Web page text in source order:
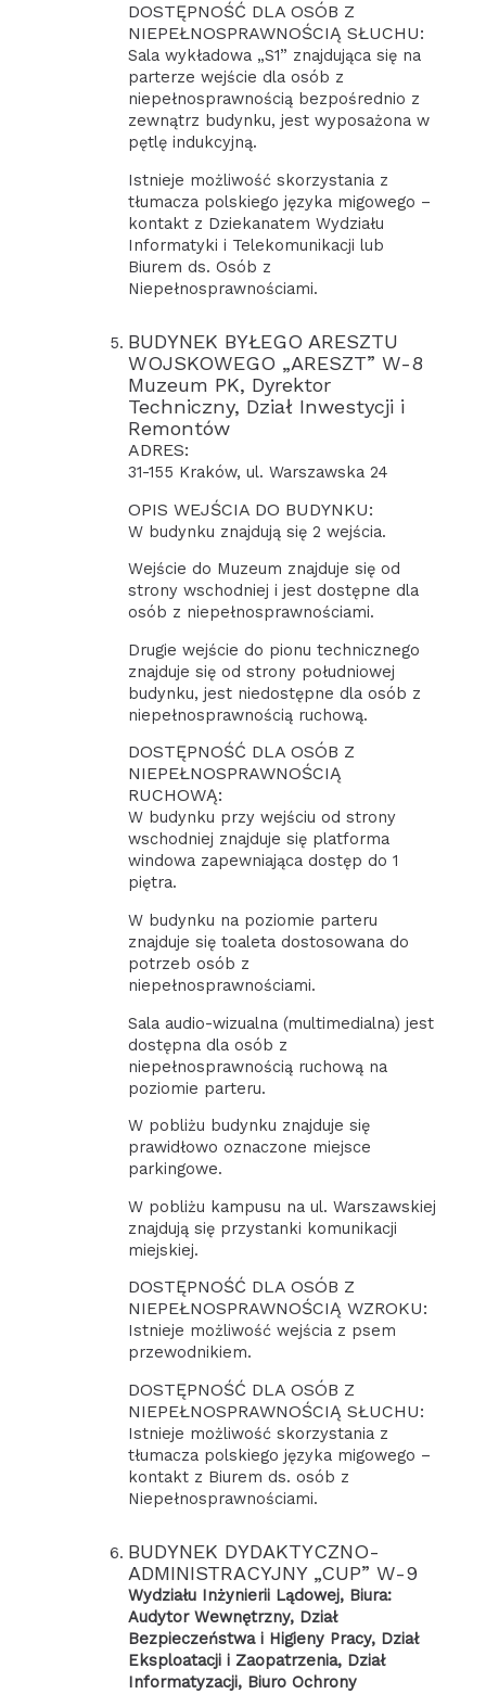
DOSTĘPNOŚĆ DLA OSÓB Z
NIEPEŁNOSPRAWNOŚCIĄ SŁUCHU:
Sala wykładowa „S1” znajdująca się na
parterze wejście dla osób z
niepełnosprawnością bezpośrednio z
zewnątrz budynku, jest wyposażona w
pętlę indukcyjną.
Istnieje możliwość skorzystania z
tłumacza polskiego języka migowego –
kontakt z Dziekanatem Wydziału
Informatyki i Telekomunikacji lub
Biurem ds. Osób z
Niepełnosprawnościami.
BUDYNEK BYŁEGO ARESZTU
WOJSKOWEGO „ARESZT” W-8
Muzeum PK, Dyrektor
Techniczny, Dział Inwestycji i
Remontów
ADRES:
31-155 Kraków, ul. Warszawska 24
OPIS WEJŚCIA DO BUDYNKU:
W budynku znajdują się 2 wejścia.
Wejście do Muzeum znajduje się od
strony wschodniej i jest dostępne dla
osób z niepełnosprawnościami.
Drugie wejście do pionu technicznego
znajduje się od strony południowej
budynku, jest niedostępne dla osób z
niepełnosprawnością ruchową.
DOSTĘPNOŚĆ DLA OSÓB Z
NIEPEŁNOSPRAWNOŚCIĄ
RUCHOWĄ:
W budynku przy wejściu od strony
wschodniej znajduje się platforma
windowa zapewniająca dostęp do 1
piętra.
W budynku na poziomie parteru
znajduje się toaleta dostosowana do
potrzeb osób z
niepełnosprawnościami.
Sala audio-wizualna (multimedialna) jest
dostępna dla osób z
niepełnosprawnością ruchową na
poziomie parteru.
W pobliżu budynku znajduje się
prawidłowo oznaczone miejsce
parkingowe.
W pobliżu kampusu na ul. Warszawskiej
znajdują się przystanki komunikacji
miejskiej.
DOSTĘPNOŚĆ DLA OSÓB Z
NIEPEŁNOSPRAWNOŚCIĄ WZROKU:
Istnieje możliwość wejścia z psem
przewodnikiem.
DOSTĘPNOŚĆ DLA OSÓB Z
NIEPEŁNOSPRAWNOŚCIĄ SŁUCHU:
Istnieje możliwość skorzystania z
tłumacza polskiego języka migowego –
kontakt z Biurem ds. osób z
Niepełnosprawnościami.
BUDYNEK DYDAKTYCZNO-
ADMINISTRACYJNY „CUP” W-9
Wydziału Inżynierii Lądowej, Biura:
Audytor Wewnętrzny, Dział
Bezpieczeństwa i Higieny Pracy, Dział
Eksploatacji i Zaopatrzenia, Dział
Informatyzacji, Biuro Ochrony